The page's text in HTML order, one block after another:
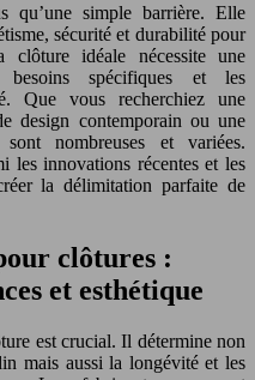
qu’une simple barrière. Elle
sécurité et durabilité pour
clôture idéale nécessite une
spécifiques et les
Que vous recherchiez une
design contemporain ou une
nombreuses et variées.
les innovations récentes et les
la délimitation parfaite de
clôtures :
et esthétique
est crucial. Il détermine non
mais aussi la longévité et les